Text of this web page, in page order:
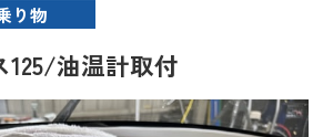
り物
125/油温計取付